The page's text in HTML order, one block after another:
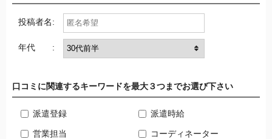
投稿者名:
年代 :
口コミに関連するキーワードを最大３つまでお選び下さい
派遣登録 派遣時給
営業担当 コーディネーター